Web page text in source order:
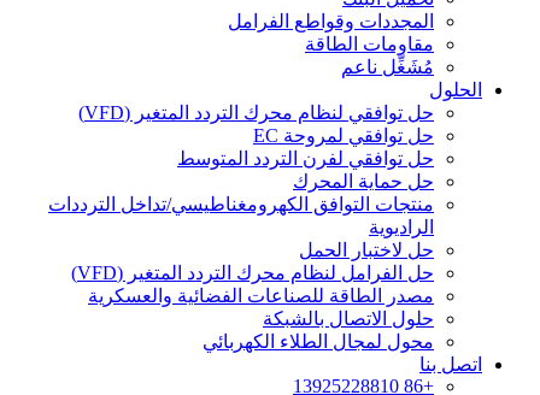
المجددات وقواطع الفرامل
مقاومات الطاقة
مُشَغِّل ناعم
الحلول
حل توافقي لنظام محرك التردد المتغير (VFD)
حل توافقي لمروحة EC
حل توافقي لفرن التردد المتوسط
حل حماية المحرك
منتجات التوافق الكهرومغناطيسي/تداخل الترددات
الراديوية
حل لاختبار الحمل
حل الفرامل لنظام محرك التردد المتغير (VFD)
مصدر الطاقة للصناعات الفضائية والعسكرية
حلول الاتصال بالشبكة
محول لمجال الطلاء الكهربائي
اتصل بنا
+86 13925228810